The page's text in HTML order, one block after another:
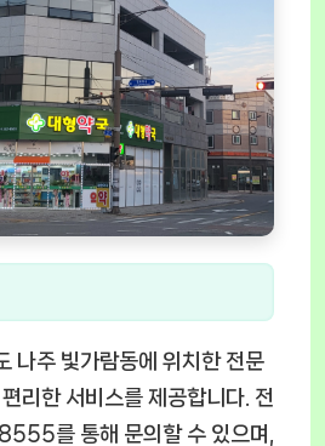
나주 빛가람동에 위치한 전문
리한 서비스를 제공합니다. 전
를 통해 문의할 수 있으며,